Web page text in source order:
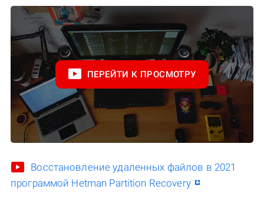
ПЕРЕЙТИ К ПРОСМОТРУ
Восстановление удаленных файлов в 2021
программой Hetman Partition Recovery